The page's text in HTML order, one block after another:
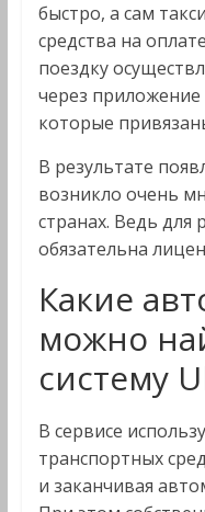
быстро, а сам
средства на
поездку
через
которые
В результате
возникло очень
странах. Ведь для
обязательна
Какие
можно
систему
В сервисе
транспортных
и заканчивая